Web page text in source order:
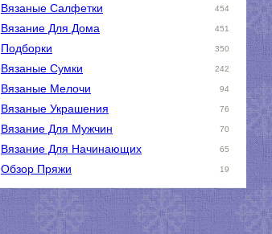
Вязаные Салфетки 454
Вязание Для Дома 451
Подборки 350
Вязаные Сумки 242
Вязаные Мелочи 94
Вязаные Украшения 76
Вязание Для Мужчин 70
Вязание Для Начинающих 65
Обзор Пряжи 19